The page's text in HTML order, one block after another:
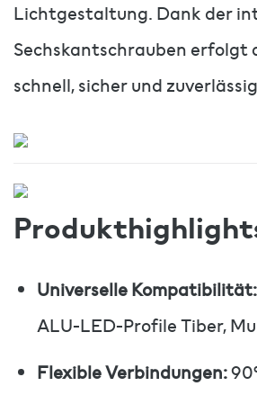
Lichtgestaltung. Dank der
Sechskantschrauben erfolgt
schnell, sicher und
Universelle Kompatibilität:
ALU-LED-Profile Tiber,
Flexible Verbindungen: